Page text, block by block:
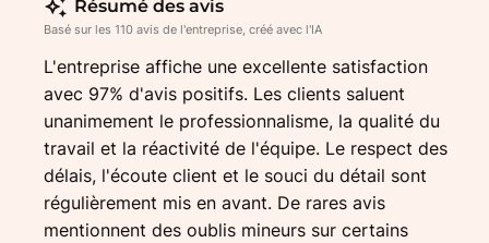
Résumé des avis
Basé sur les 110 avis de l'entreprise, créé avec l'IA
L'entreprise affiche une excellente satisfaction
avec 97% d'avis positifs. Les clients saluent
unanimement le professionnalisme, la qualité du
travail et la réactivité de l'équipe. Le respect des
délais, l'écoute client et le souci du détail sont
régulièrement mis en avant. De rares avis
mentionnent des oublis mineurs sur certains